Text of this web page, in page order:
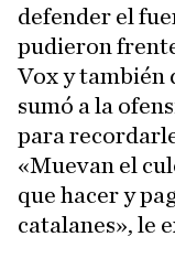
defender el
pudieron
Vox y también
sumó a la
para
«Muevan el
que hacer y
catalanes», le